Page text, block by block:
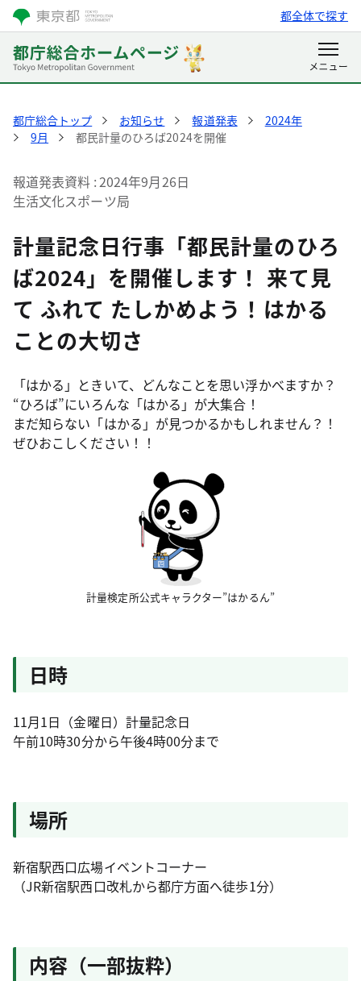
都全体で探す
都庁総合トップ お知らせ 報道発表
2024年
9月
都民計量のひろば2024を開催
報道発表資料 2024年9月26日
生活文化スポーツ局
計量記念日行事「都民計量のひろ
ば2024」を開催します！ 来て見
て ふれて たしかめよう！はかる
ことの大切さ
「はかる」ときいて、どんなことを思い浮かべますか？
“ひろば”にいろんな「はかる」が大集合！
まだ知らない「はかる」が見つかるかもしれません？！
ぜひおこしください！！
計量検定所公式キャラクター”はかるん”
日時
11月1日（金曜日）計量記念日
午前10時30分から午後4時00分まで
場所
新宿駅西口広場イベントコーナー
（JR新宿駅西口改札から都庁方面へ徒歩1分）
内容（一部抜粋）